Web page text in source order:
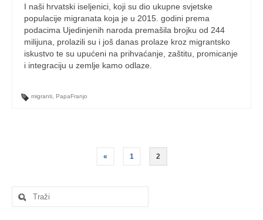
I naši hrvatski iseljenici, koji su dio ukupne svjetske
populacije migranata koja je u 2015. godini prema
podacima Ujedinjenih naroda premašila brojku od 244
milijuna, prolazili su i još danas prolaze kroz migrantsko
iskustvo te su upućeni na prihvaćanje, zaštitu, promicanje
i integraciju u zemlje kamo odlaze.
migranti PapaFranjo
Navigacija
« 1 2
Search
for: